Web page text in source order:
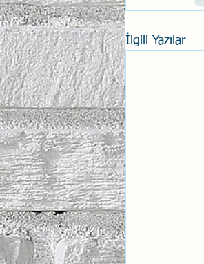
İlgili Yazılar